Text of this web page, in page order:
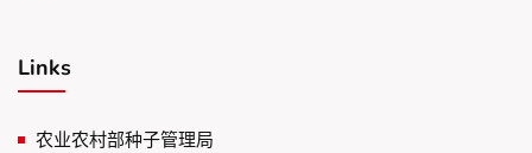
Links
农业农村部种子管理局